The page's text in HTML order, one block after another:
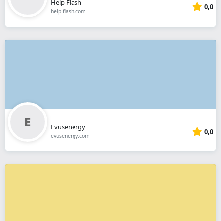
Help Flash
help-flash.com 0,0
Evusenergy
evusenergy.com 0,0